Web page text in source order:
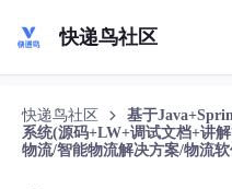
快递鸟社区
快递鸟社区
基于
系统(源码+LW+调试文档+讲
物流/智能物流解决方案/物流